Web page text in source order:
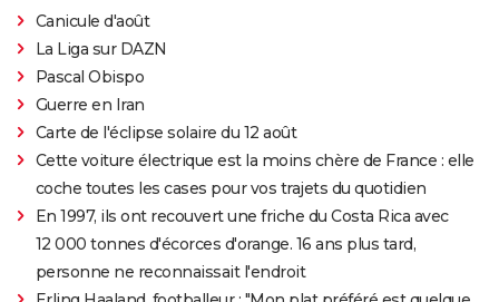
Canicule d'août
La Liga sur DAZN
Pascal Obispo
Guerre en Iran
Carte de l'éclipse solaire du 12 août
Cette voiture électrique est la moins chère de France : elle
coche toutes les cases pour vos trajets du quotidien
En 1997, ils ont recouvert une friche du Costa Rica avec
12 000 tonnes d'écorces d'orange. 16 ans plus tard,
personne ne reconnaissait l'endroit